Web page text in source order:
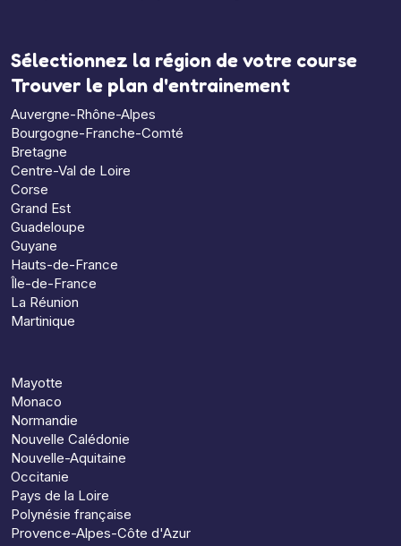
Sélectionnez la région de votre course
Trouver le plan d'entrainement
Auvergne-Rhône-Alpes
Bourgogne-Franche-Comté
Bretagne
Centre-Val de Loire
Corse
Grand Est
Guadeloupe
Guyane
Hauts-de-France
Île-de-France
La Réunion
Martinique
Mayotte
Monaco
Normandie
Nouvelle Calédonie
Nouvelle-Aquitaine
Occitanie
Pays de la Loire
Polynésie française
Provence-Alpes-Côte d'Azur